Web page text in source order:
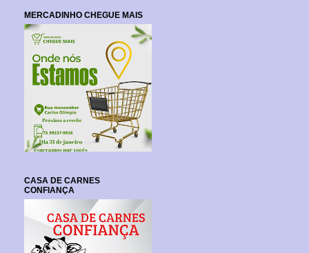
MERCADINHO CHEGUE MAIS
CASA DE CARNES
CONFIANÇA